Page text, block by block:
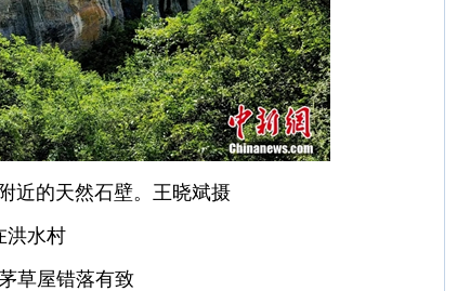
近的天然石壁。王晓斌摄
洪水村
草屋错落有致